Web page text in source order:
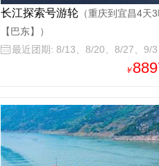
长江探索号游轮 （重庆到宜昌4天
【巴东】）
 最近团期: 8/13、8/20、8/27、9/3
￥